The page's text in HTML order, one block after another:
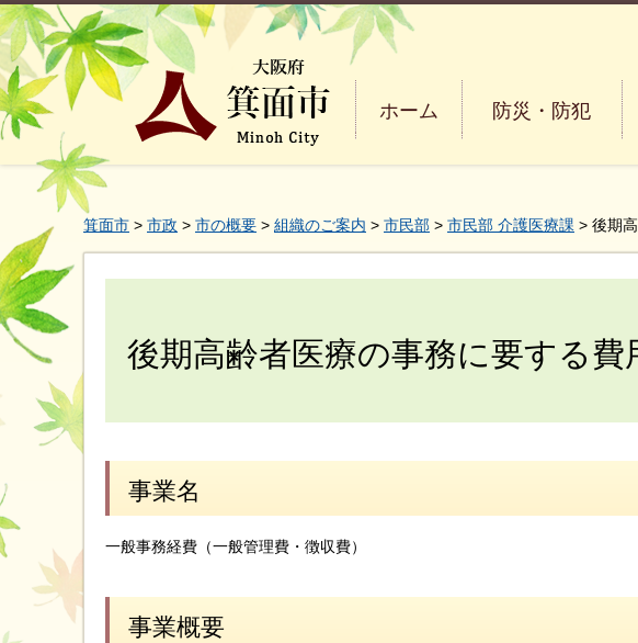
大阪府箕面市 Minoh
ホーム 防災・防犯
箕面市 > 市政 > 市の概要 > 組織のご案内 > 市民部 > 市民部 介護医療課 > 後期
後期高齢者医療の事務に要する費
事業名
一般事務経費（一般管理費・徴収費）
事業概要